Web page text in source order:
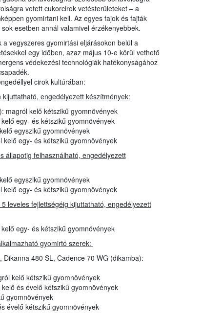
vetett cukorcirok vetésterületeket – a
gyomirtani kell. Az egyes fajok és fajták
esetben annál valamivel érzékenyebbek.
vegyszeres gyomirtási eljárásokon belül a
egy időben, azaz május 10-e körül vethető
védekezési technológiák hatékonyságához
cirok kultúrában:
engedélyezett készítmények:
magról kelő kétszikű gyomnövények
egy- és kétszikű gyomnövények
egyszikű gyomnövények
egy- és kétszikű gyomnövények
állapotig felhasználható, engedélyezett
egyszikű gyomnövények
egy- és kétszikű gyomnövények
leveles fejlettségéig kijuttatható, engedélyezett
egy- és kétszikű gyomnövények
gyomirtó szerek:
480 SL, Cadence 70 WG (dikamba):
kelő kétszikű gyomnövények
és évelő kétszikű gyomnövények
gyomnövények
évelő kétszikű gyomnövények